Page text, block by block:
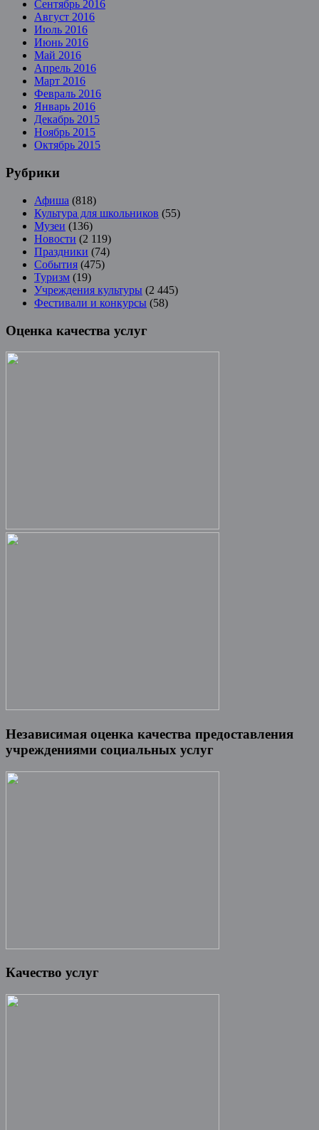
Сентябрь 2016
Август 2016
Июль 2016
Июнь 2016
Май 2016
Апрель 2016
Март 2016
Февраль 2016
Январь 2016
Декабрь 2015
Ноябрь 2015
Октябрь 2015
Рубрики
Афиша (818)
Культура для школьников (55)
Музеи (136)
Новости (2 119)
Праздники (74)
События (475)
Туризм (19)
Учреждения культуры (2 445)
Фестивали и конкурсы (58)
Оценка качества услуг
Независимая оценка качества предоставления
учреждениями социальных услуг
Качество услуг